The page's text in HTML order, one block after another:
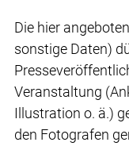
Die hier
sonstige Daten)
Veranstaltung
Illustration o. ä.)
den Fotografen